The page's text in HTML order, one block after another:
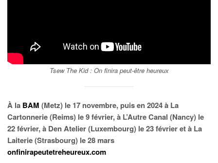
Tsew The Kid : On finira peut-être heureux
À la BAM (Metz) le 17 novembre, puis en 2024 à La
Cartonnerie (Reims) le 9 février, à L’Autre Canal (Nancy) le
22 février, à Den Atelier (Luxembourg) le 23 février et à La
Laiterie (Strasbourg) le 28 mars
onfinirapeutetreheureux.com